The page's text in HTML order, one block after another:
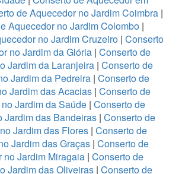
de Aquecedor no Jardim Coimbra|
Aquecedor no Jardim Colombo |
no Jardim Cruzeiro| Conserto
no Jardim da Glória | Conserto de
Jardim da Laranjeira| Conserto de
Jardim da Pedreira | Conserto de
Jardim das Acacias | Conserto de
Jardim da Saúde | Conserto de
Jardim das Bandeiras | Conserto de
Jardim das Flores | Conserto de
Jardim das Graças | Conserto de
no Jardim Miragaia| Conserto de
Jardim das Oliveiras | Conserto de